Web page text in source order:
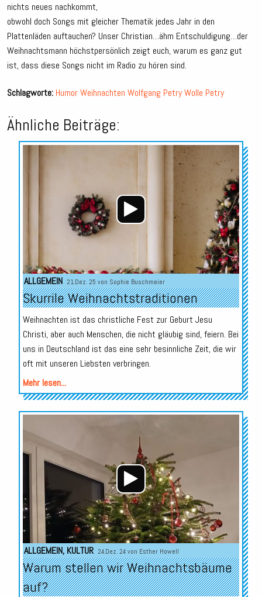
nichts neues nachkommt,
obwohl doch Songs mit gleicher Thematik jedes Jahr in den
Plattenläden auftauchen? Unser Christian…ähm Entschuldigung…der
Weihnachtsmann höchstpersönlich zeigt euch, warum es ganz gut
ist, dass diese Songs nicht im Radio zu hören sind.
Schlagworte: HumorWeihnachten Wolfgang PetryWolle Petry
Ähnliche Beiträge:
Audio-
Player
ALLGEMEIN 21.Dez. 25 von Sophie Buschmeier
Skurrile Weihnachtstraditionen
Weihnachten ist das christliche Fest zur Geburt Jesu
Christi, aber auch Menschen, die nicht gläubig sind, feiern. Bei
uns in Deutschland ist das eine sehr besinnliche Zeit, die wir
oft mit unseren Liebsten verbringen.
Mehr lesen...
Audio-
Player
ALLGEMEIN, KULTUR 24.Dez. 24 von Esther Howell
Warum stellen wir Weihnachtsbäume
auf?